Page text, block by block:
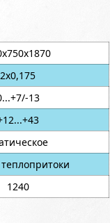
2х0,175
13
теплопритоки
1240